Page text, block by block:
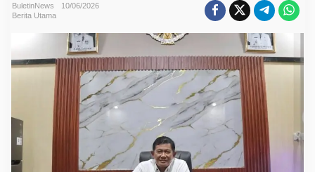
g
o
a
k
B
a
BuletinNews
10/06/2026
Berita Utama